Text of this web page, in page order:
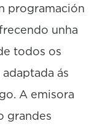
programación
unha
todos os
ás
A emisora
grandes